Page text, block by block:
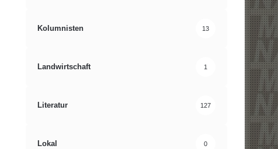
Kolumnisten 13
Landwirtschaft 1
Literatur 127
Lokal 0